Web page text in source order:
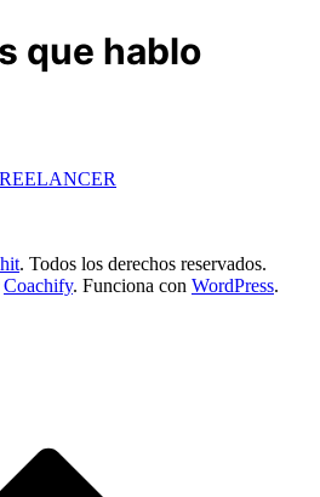
que hablo
. Todos los derechos reservados.
Coachify. Funciona con WordPress.